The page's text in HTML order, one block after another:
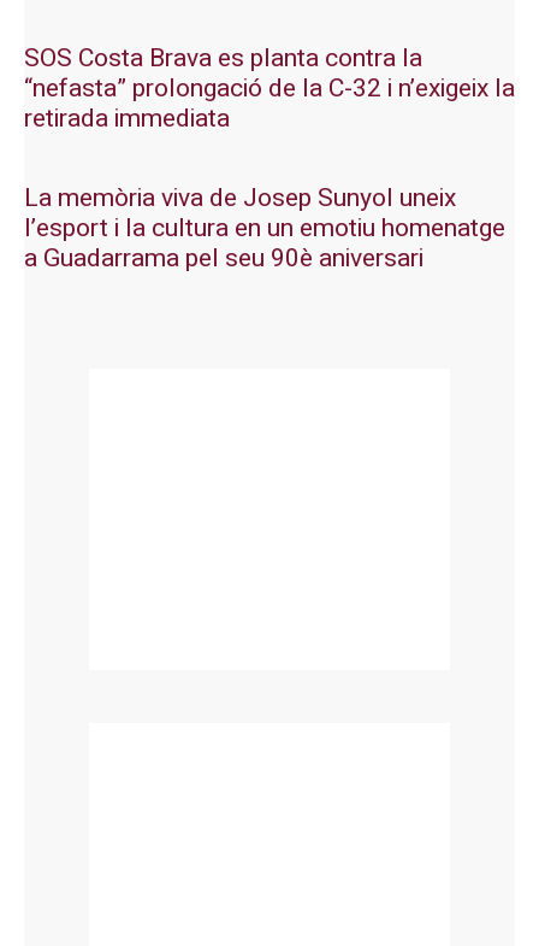
SOS Costa Brava es planta contra la
“nefasta” prolongació de la C-32 i n’exigeix la
retirada immediata
La memòria viva de Josep Sunyol uneix
l’esport i la cultura en un emotiu homenatge
a Guadarrama pel seu 90è aniversari